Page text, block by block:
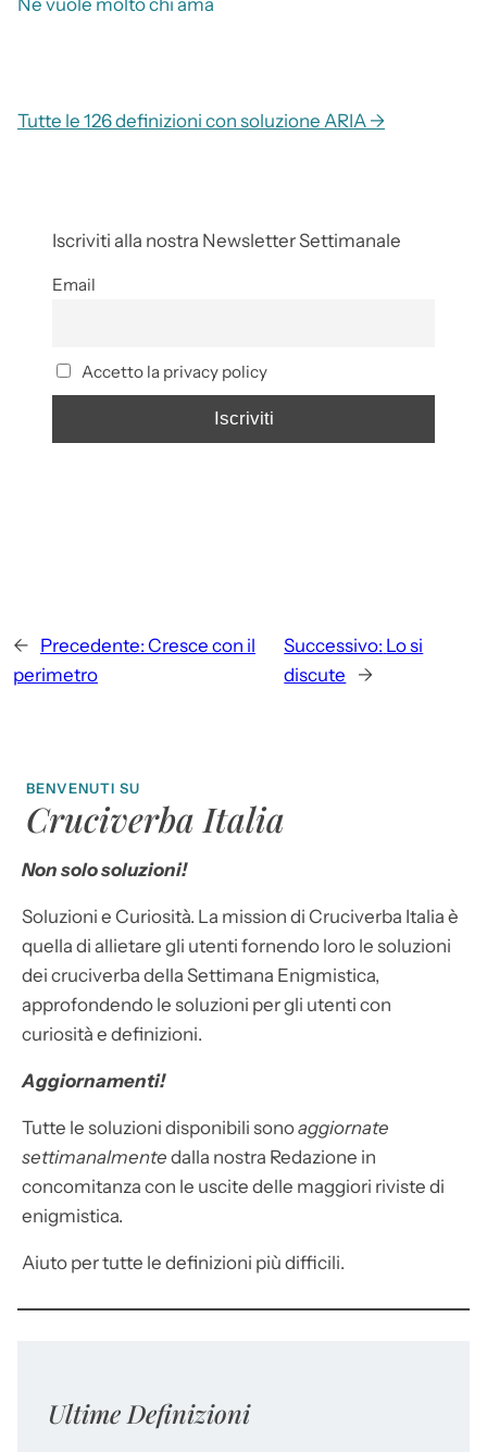
Ne vuole molto chi ama
Tutte le 126 definizioni con soluzione ARIA →
Iscriviti alla nostra Newsletter Settimanale
Email
Accetto la privacy policy
← Precedente: Cresce con il
perimetro
Successivo: Lo si
discute
→
BENVENUTI SU
Cruciverba Italia
Non solo soluzioni!
Soluzioni e Curiosità. La mission di Cruciverba Italia è
quella di allietare gli utenti fornendo loro le soluzioni
dei cruciverba della Settimana Enigmistica,
approfondendo le soluzioni per gli utenti con
curiosità e definizioni.
Aggiornamenti!
Tutte le soluzioni disponibili sonoaggiornate
settimanalmente dalla nostra Redazione in
concomitanza con le uscite delle maggiori riviste di
enigmistica.
Aiuto per tutte le definizioni più difficili.
Ultime Definizioni